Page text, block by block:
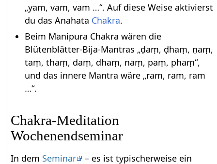
„yam, vam, vam …“. Auf diese Weise aktivierst
du das Anahata Chakra.
Beim Manipura Chakra wären die
Blütenblätter-Bija-Mantras „ḍaṃ, ḍhaṃ, ṇaṃ,
taṃ, thaṃ, daṃ, dhaṃ, naṃ, paṃ, phaṃ“,
und das innere Mantra wäre „ram, ram, ram
…“.
Chakra-Meditation
Wochenendseminar
In dem Seminar
– es ist typischerweise ein